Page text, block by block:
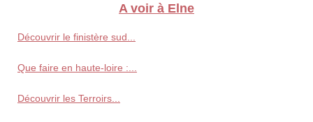
A voir à Elne
Découvrir le finistère sud...
Que faire en haute-loire :...
Découvrir les Terroirs...